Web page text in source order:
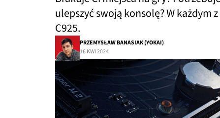
ulepszyć swoją konsolę? W każdym
C925.
PRZEMYSŁAW BANASIAK (YOKAI)
16 KWI 2024